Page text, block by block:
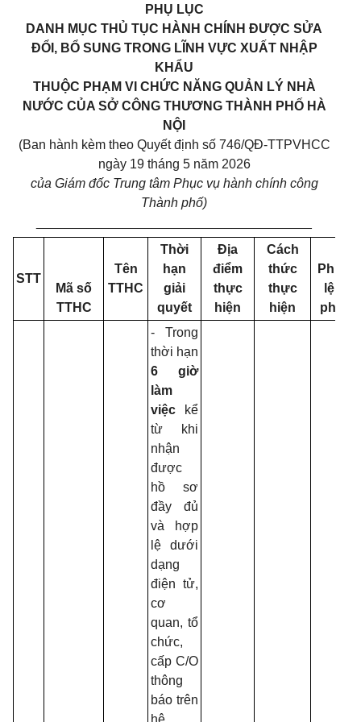
PHỤ LỤC
DANH MỤC THỦ TỤC HÀNH CHÍNH ĐƯỢC SỬA
ĐỔI, BỔ SUNG TRONG LĨNH VỰC XUẤT NHẬP
KHẨU
THUỘC PHẠM VI CHỨC NĂNG QUẢN LÝ NHÀ
NƯỚC CỦA SỞ CÔNG THƯƠNG THÀNH PHỐ HÀ
NỘI
(Ban hành kèm theo Quyết định số 746/QĐ-TTPVHCC
ngày 19 tháng 5 năm 2026
của Giám đốc Trung tâm Phục vụ hành chính công
Thành phố)
STT
Mã số
TTHC
Tên
TTHC
Thời
hạn
giải
quyết
Địa
điểm
thực
hiện
Cách
thức
thực
hiện
Phí,
lệ
phí
- Trong
thời hạn
6 giờ
làm
việc
kể
từ khi
nhận
được
hồ sơ
đầy đủ
và hợp
lệ dưới
dạng
điện tử,
cơ
quan, tổ
chức,
cấp C/O
thông
báo trên